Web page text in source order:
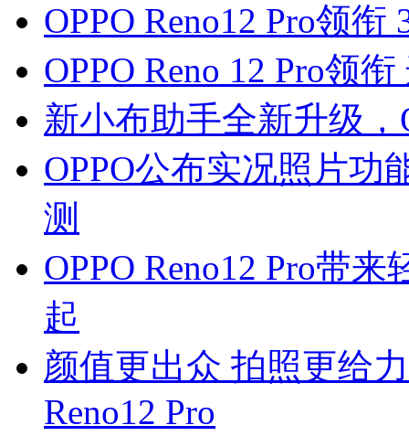
OPPO Reno12 Pro领
OPPO Reno 12 Pro领
新小布助手全新升级
OPPO公布实况照片功
测
OPPO Reno12 Pro带
起
颜值更出众 拍照更给
Reno12 Pro